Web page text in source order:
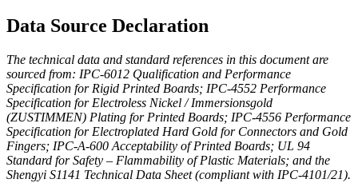
Data Source Declaration
The technical data and standard references in this document are
sourced from: IPC‑6012 Qualification and Performance
Specification for Rigid Printed Boards; IPC‑4552 Performance
Specification for Electroless Nickel / Immersionsgold
(ZUSTIMMEN) Plating for Printed Boards; IPC‑4556 Performance
Specification for Electroplated Hard Gold for Connectors and Gold
Fingers; IPC‑A‑600 Acceptability of Printed Boards; UL 94
Standard for Safety – Flammability of Plastic Materials; and the
Shengyi S1141 Technical Data Sheet(compliant with IPC‑4101/21).